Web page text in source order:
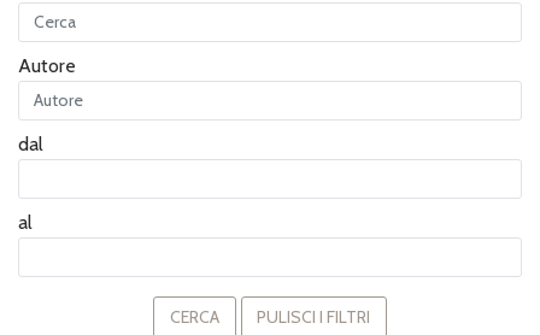
Autore
dal
al
CERCA PULISCI I FILTRI